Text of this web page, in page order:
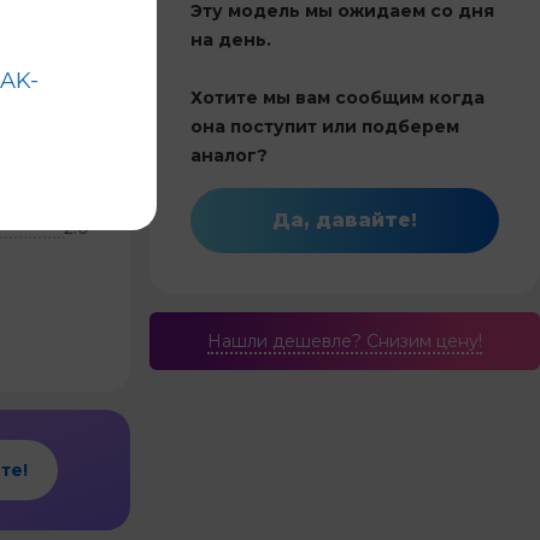
обогрев
2.0
Эту модель мы ожидаем со дня
на день.
Хотите мы вам сообщим когда
она поступит или подберем
аналог?
Да, давайте!
Нашли дешевле? Cнизим цену!